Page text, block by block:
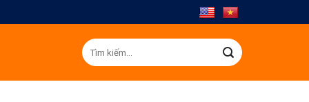
Tìm
kiếm: